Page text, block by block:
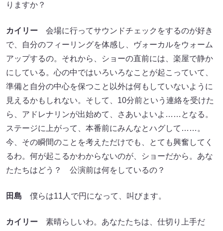
りますか？
カイリー 会場に行ってサウンドチェックをするのが好き
で、自分のフィーリングを体感し、ヴォーカルをウォーム
アップするの。それから、ショーの直前には、楽屋で静か
にしている。心の中ではいろいろなことが起こっていて、
準備と自分の中心を保つこと以外は何もしていないように
見えるかもしれない。そして、10分前という連絡を受けた
ら、アドレナリンが出始めて、さあいよいよ……となる。
ステージに上がって、本番前にみんなとハグして……。
今、その瞬間のことを考えただけでも、とても興奮してく
るわ。何が起こるかわからないのが、ショーだから。あな
たたちはどう？ 公演前は何をしているの？
田島 僕らは11人で円になって、叫びます。
カイリー 素晴らしいわ。あなたたちは、仕切り上手だ